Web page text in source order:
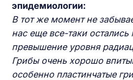
эпидемиологии:
В тот же момент не
нас еще все-таки остались
превышение уровня
Грибы очень хорошо
особенно пластинчатые